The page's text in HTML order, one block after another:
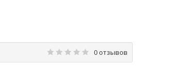
0 отзывов